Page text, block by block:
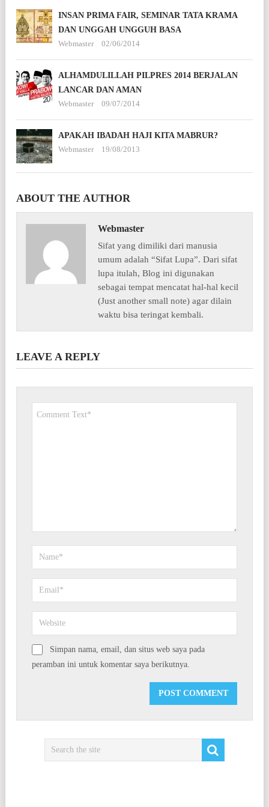
INSAN PRIMA FAIR, SEMINAR TATA KRAMA
DAN UNGGAH UNGGUH BASA
Webmaster
02/06/2014
ALHAMDULILLAH PILPRES 2014 BERJALAN
LANCAR DAN AMAN
Webmaster
09/07/2014
APAKAH IBADAH HAJI KITA MABRUR?
Webmaster
19/08/2013
ABOUT THE AUTHOR
Webmaster
Sifat yang dimiliki dari manusia
umum adalah “Sifat Lupa”. Dari sifat
lupa itulah, Blog ini digunakan
sebagai tempat mencatat hal-hal kecil
(Just another small note) agar dilain
waktu bisa teringat kembali.
LEAVE A REPLY
Simpan nama, email, dan situs web saya pada
peramban ini untuk komentar saya berikutnya.